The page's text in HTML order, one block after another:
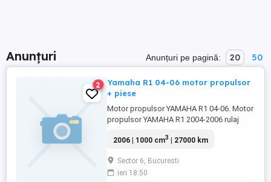
Anunțuri Anunțuri pe pagină: 20 50
2
Yamaha R1 04-06 motor propulsor
+ piese
Motor propulsor YAMAHA R1 04-06. Motor
propulsor YAMAHA R1 2004-2006 rulaj
piese+componente carenaj, cadru
2006 | 1000 cm3 | 27000 km
Sector 6, Bucuresti
ieri 18:50